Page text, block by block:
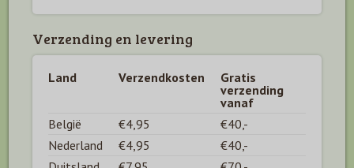
Verzending en levering
Land Verzendkosten
Gratis
verzending
vanaf
België
€4,95
€40,-
Nederland
€4,95
€40,-